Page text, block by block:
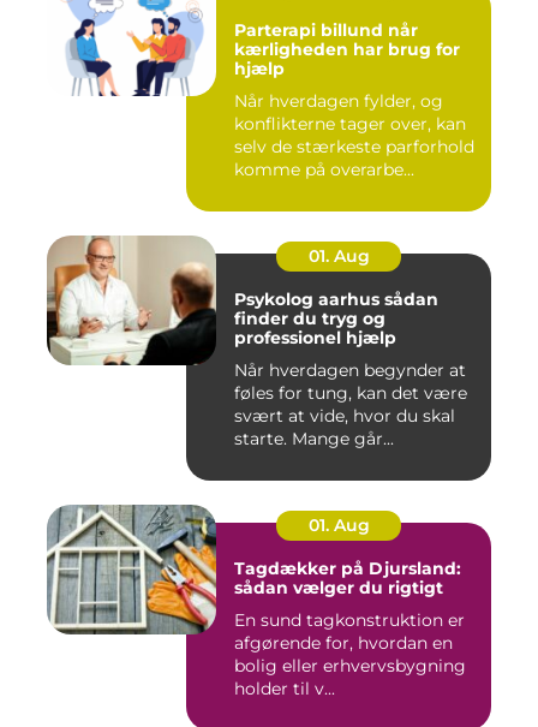
Parterapi billund når
kærligheden har brug for
hjælp
Når hverdagen fylder, og
konflikterne tager over, kan
selv de stærkeste parforhold
komme på overarbe...
01. Aug
Psykolog aarhus sådan
finder du tryg og
professionel hjælp
Når hverdagen begynder at
føles for tung, kan det være
svært at vide, hvor du skal
starte. Mange går...
01. Aug
Tagdækker på Djursland:
sådan vælger du rigtigt
En sund tagkonstruktion er
afgørende for, hvordan en
bolig eller erhvervsbygning
holder til v...